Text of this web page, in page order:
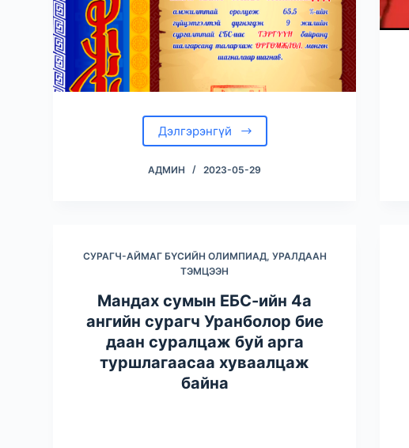
Дэлгэрэнгүй
АДМИН 2023-05-29
СУРАГЧ-АЙМАГ БҮСИЙН ОЛИМПИАД, УРАЛДААН
ТЭМЦЭЭН
Мандах сумын ЕБС-ийн 4а
ангийн сурагч Уранболор бие
даан суралцаж буй арга
туршлагаасаа хуваалцаж
байна